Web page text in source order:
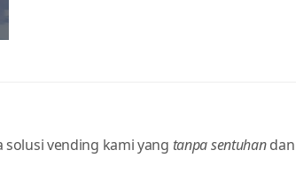
vending kami yang tanpa sentuhandan